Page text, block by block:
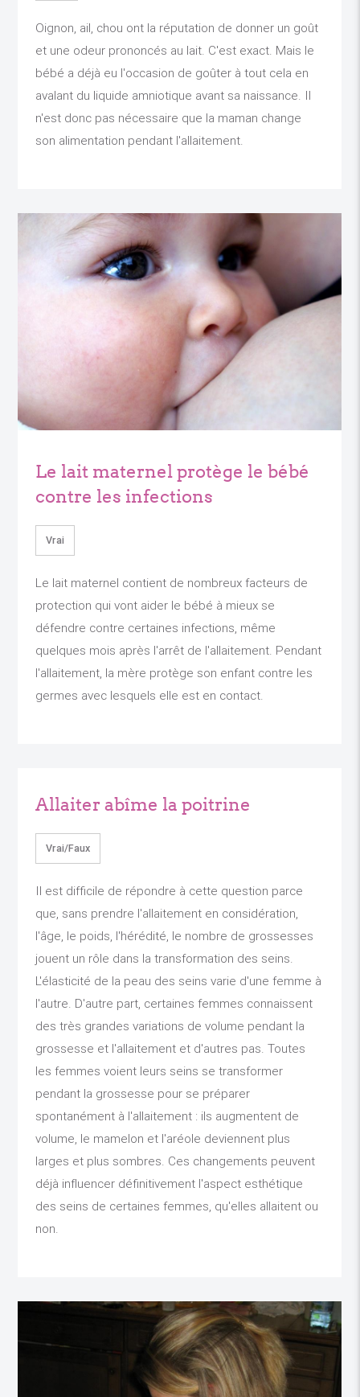
Oignon, ail, chou ont la réputation de donner un goût
et une odeur prononcés au lait. C'est exact. Mais le
bébé a déjà eu l'occasion de goûter à tout cela en
avalant du liquide amniotique avant sa naissance. Il
n'est donc pas nécessaire que la maman change
son alimentation pendant l'allaitement.
Le lait maternel protège le bébé
contre les infections
Vrai
Le lait maternel contient de nombreux facteurs de
protection qui vont aider le bébé à mieux se
défendre contre certaines infections, même
quelques mois après l'arrêt de l'allaitement. Pendant
l'allaitement, la mère protège son enfant contre les
germes avec lesquels elle est en contact.
Allaiter abîme la poitrine
Vrai/Faux
Il est difficile de répondre à cette question parce
que, sans prendre l'allaitement en considération,
l'âge, le poids, l'hérédité, le nombre de grossesses
jouent un rôle dans la transformation des seins.
L'élasticité de la peau des seins varie d'une femme à
l'autre. D'autre part, certaines femmes connaissent
des très grandes variations de volume pendant la
grossesse et l'allaitement et d'autres pas. Toutes
les femmes voient leurs seins se transformer
pendant la grossesse pour se préparer
spontanément à l'allaitement : ils augmentent de
volume, le mamelon et l'aréole deviennent plus
larges et plus sombres. Ces changements peuvent
déjà influencer définitivement l'aspect esthétique
des seins de certaines femmes, qu'elles allaitent ou
non.